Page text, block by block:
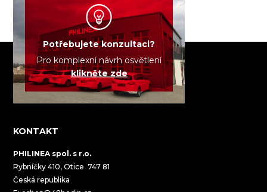
Potřebujete konzultaci?
Pro komplexní návrh osvětlení
klikněte zde
KONTAKT
PHILINEA spol. s r.o.
Rybníčky 410, Otice 747 81
Česká republika